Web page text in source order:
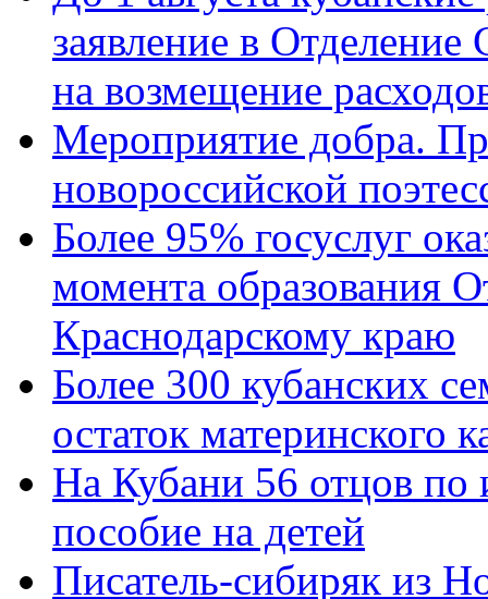
заявление в
на возмещение
Мероприятие добра.
новороссийской
Более 95% госуслуг
момента образования
Краснодарскому краю
Более 300 кубанских
остаток материнского
На Кубани 56 отцов по
пособие на детей
Писатель-сибиряк из